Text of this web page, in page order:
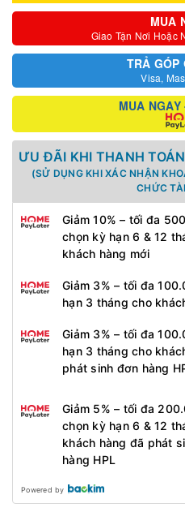
MUA
Giao Tận Nơi Hoặc
TRẢ GÓP
Visa,
MUA
ƯU ĐÃI KHI THANH TOÁN
(SỬ DỤNG KHI XÁC NHẬN
CHỨC
Giảm 10% – tối đa
chọn kỳ hạn 6 & 12
khách hàng mới
Giảm 3% – tối đa
hạn 3 tháng cho
Giảm 3% – tối đa
hạn 3 tháng cho
phát sinh đơn hàng
Giảm 5% – tối đa
chọn kỳ hạn 6 & 12
khách hàng đã phát
hàng HPL
Powered by